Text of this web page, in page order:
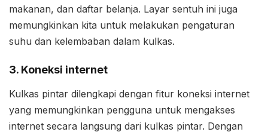
makanan, dan daftar belanja. Layar sentuh ini juga
memungkinkan kita untuk melakukan pengaturan
suhu dan kelembaban dalam kulkas.
3. Koneksi internet
Kulkas pintar dilengkapi dengan fitur koneksi internet
yang memungkinkan pengguna untuk mengakses
internet secara langsung dari kulkas pintar. Dengan